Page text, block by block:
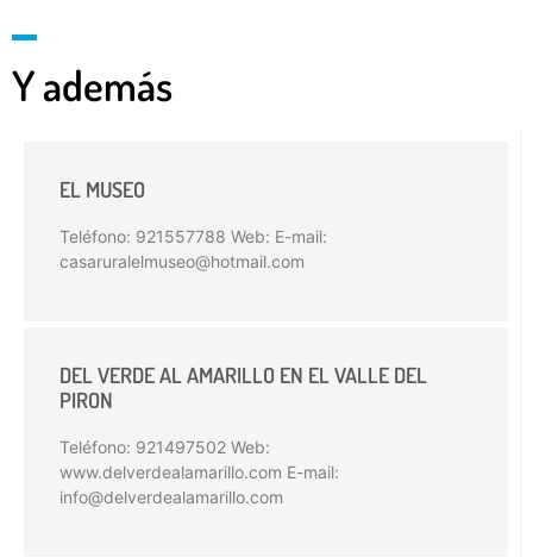
Y además
EL MUSEO
Teléfono: 921557788 Web: E-mail:
casaruralelmuseo@hotmail.com
DEL VERDE AL AMARILLO EN EL VALLE DEL
PIRON
Teléfono: 921497502 Web:
www.delverdealamarillo.com E-mail:
info@delverdealamarillo.com